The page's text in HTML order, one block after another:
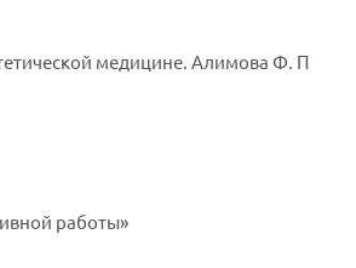
медицине. Алимова Ф. П
работы»